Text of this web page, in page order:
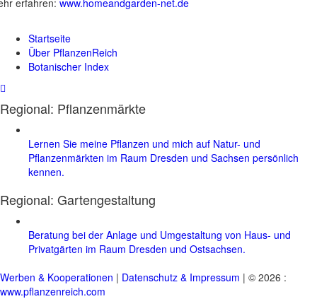
Startseite
Über PflanzenReich
Botanischer Index
Regional: Pflanzenmärkte
Lernen Sie meine Pflanzen und mich auf Natur- und
Pflanzenmärkten im Raum Dresden und Sachsen persönlich
kennen.
Regional: Gartengestaltung
Beratung bei der Anlage und Umgestaltung von Haus- und
Privatgärten im Raum Dresden und Ostsachsen.
Werben & Kooperationen | Datenschutz & Impressum | © 2026 :
www.pflanzenreich.com